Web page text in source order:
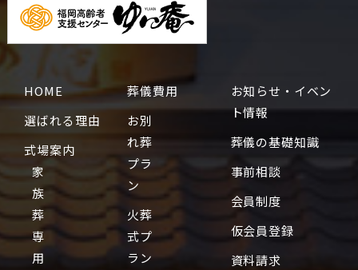
HOME
選ばれる理由
式場案内
家
族
葬
専
用
葬儀費用
お別
れ葬
プラ
ン
火葬
式プ
ラン
お知らせ・イベン
ト情報
葬儀の基礎知識
事前相談
会員制度
仮会員登録
資料請求